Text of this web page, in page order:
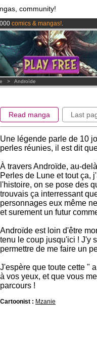
community!
comics & mangas!.
per month !Get membership
> Androïde
Read manga Last
Une légende parle de 10
perles réunies, il est dit
À travers Androïde, au-
Perles de Lune et tout ça,
l'histoire, on se pose des
trouvais ça interressant
personnages eux même
et surement un futur
Androïde est loin d'être
tenu le coup jusqu'ici ! J'y
permettre de me faire un
J'espère que toute cette "
à vos yeux, et que vous
parcours !
Cartoonist : Mzanie